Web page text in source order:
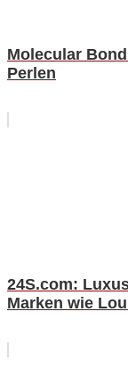
Molecular
Perlen
24S.com:
Marken wie